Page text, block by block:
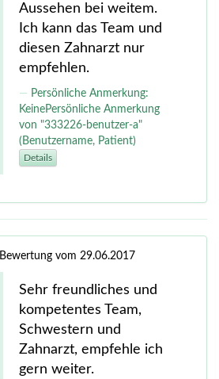
Aussehen bei weitem.
Ich kann das Team und
diesen Zahnarzt nur
empfehlen.
Persönliche Anmerkung:
KeinePersönliche Anmerkung
von "333226-benutzer-a"
(Benutzername, Patient)
Details
Bewertung vom 29.06.2017
Sehr freundliches und
kompetentes Team,
Schwestern und
Zahnarzt, empfehle ich
gern weiter.